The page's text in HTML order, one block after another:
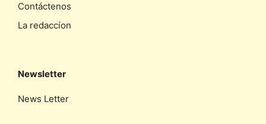
Contáctenos
La redaccíon
Newsletter
News Letter